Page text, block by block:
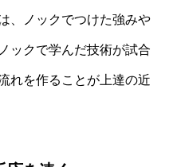
、ノックでつけた強みや
ックで学んだ技術が試合
れを作ることが上達の近